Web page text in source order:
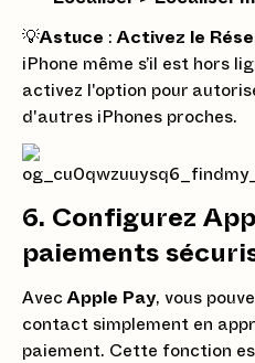
💡Astuce : Activez le
iPhone même s’il est hors
activez l'option pour
d'autres iPhones proches.
6. Configurez
paiements
Avec Apple Pay, vous
contact simplement en
paiement. Cette fonction